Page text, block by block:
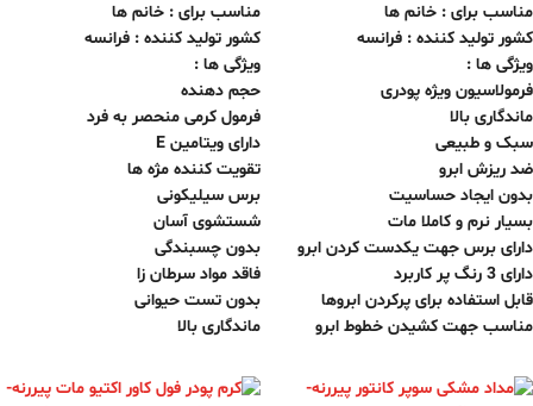
مناسب برای : خانم ها
کشور تولید کننده : فرانسه
ویژگی ها :
فرمولاسیون ویژه پودری
ماندگاری بالا
سبک و طبیعی
ضد ریزش ابرو
بدون ایجاد حساسیت
بسیار نرم و‌ کاملا مات
دارای برس جهت یکدست کردن ابرو
دارای 3 رنگ پر کاربرد
قابل استفاده برای پرکردن ابروها
مناسب جهت کشیدن خطوط ابرو
مناسب برای : خانم ها
کشور تولید کننده : فرانسه
ویژگی ها :
حجم دهنده
فرمول کرمی منحصر به فرد
دارای ویتامین E
تقویت کننده مژه ها
برس سیلیکونی
شستشوی آسان
بدون چسبندگی
فاقد مواد سرطان زا
بدون تست حیوانی
ماندگاری بالا